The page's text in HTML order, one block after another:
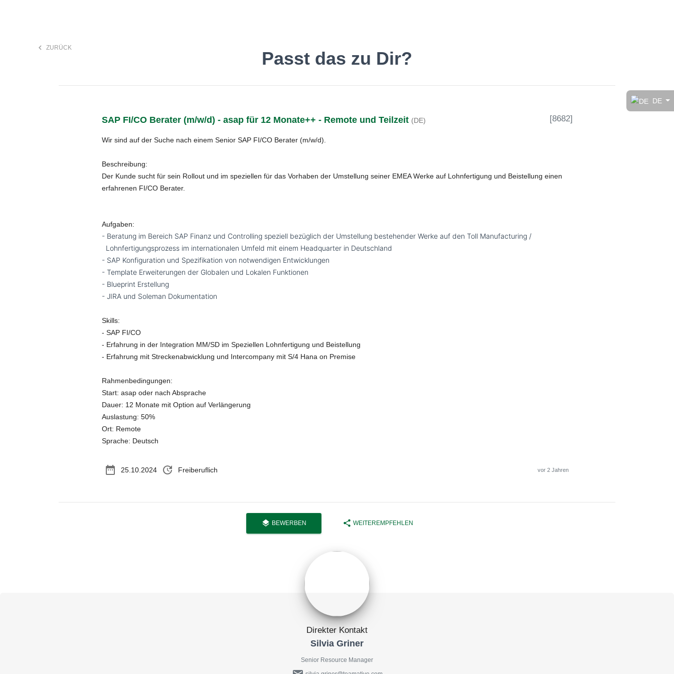
DE
Finde den Job, der Dir gefällt!
keyboard_arrow_left ZURÜCK
Passt das zu Dir?
SAP FI/CO Berater (m/w/d) - asap für 12 Monate++ - Remote und Teilzeit (DE) [8682]
Wir sind auf der Suche nach einem Senior SAP FI/CO Berater (m/w/d).
Beschreibung:
Der Kunde sucht für sein Rollout und im speziellen für das Vorhaben der Umstellung seiner EMEA Werke auf Lohnfertigung und Beistellung einen
erfahrenen FI/CO Berater.
Aufgaben:
- Beratung im Bereich SAP Finanz und Controlling speziell bezüglich der Umstellung bestehender Werke auf den Toll Manufacturing /
Lohnfertigungsprozess im internationalen Umfeld mit einem Headquarter in Deutschland
- SAP Konfiguration und Spezifikation von notwendigen Entwicklungen
- Template Erweiterungen der Globalen und Lokalen Funktionen
- Blueprint Erstellung
- JIRA und Soleman Dokumentation
Skills:
- SAP FI/CO
- Erfahrung in der Integration MM/SD im Speziellen Lohnfertigung und Beistellung
- Erfahrung mit Streckenabwicklung und Intercompany mit S/4 Hana on Premise
Rahmenbedingungen:
Start: asap oder nach Absprache
Dauer: 12 Monate mit Option auf Verlängerung
Auslastung: 50%
Ort: Remote
Sprache: Deutsch
date_range 25.10.2024 update Freiberuflich vor 2 Jahren
layers BEWERBEN share WEITEREMPFEHLEN
Direkter Kontakt
Silvia Griner
Senior Resource Manager